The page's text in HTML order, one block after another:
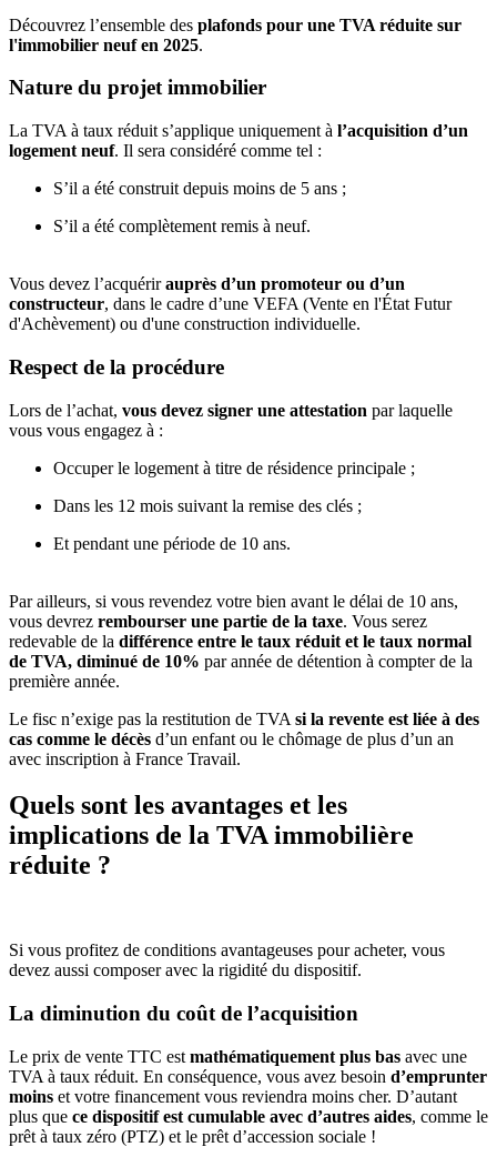
Découvrez l’ensemble des plafonds pour une TVA réduite sur
l'immobilier neuf en 2025.
Nature du projet immobilier
La TVA à taux réduit s’applique uniquement à l’acquisition d’un
logement neuf. Il sera considéré comme tel :
S’il a été construit depuis moins de 5 ans ;
S’il a été complètement remis à neuf.
Vous devez l’acquérirauprès d’un promoteur ou d’un
constructeur, dans le cadre d’une VEFA (Vente en l'État Futur
d'Achèvement) ou d'une construction individuelle.
Respect de la procédure
Lors de l’achat, vous devez signer une attestation par laquelle
vous vous engagez à :
Occuper le logement à titre de résidence principale ;
Dans les 12 mois suivant la remise des clés ;
Et pendant une période de 10 ans.
Par ailleurs, si vous revendez votre bien avant le délai de 10 ans,
vous devrez rembourser une partie de la taxe. Vous serez
redevable de la différence entre le taux réduit et le taux normal
de TVA, diminué de 10% par année de détention à compter de la
première année.
Le fisc n’exige pas la restitution de TVA si la revente est liée à des
cas comme le décès d’un enfant ou le chômage de plus d’un an
avec inscription à France Travail.
Quels sont les avantages et les
implications de la TVA immobilière
réduite ?
Si vous profitez de conditions avantageuses pour acheter, vous
devez aussi composer avec la rigidité du dispositif.
La diminution du coût de l’acquisition
Le prix de vente TTC est mathématiquement plus bas avec une
TVA à taux réduit. En conséquence, vous avez besoin d’emprunter
moins et votre financement vous reviendra moins cher. D’autant
plus que ce dispositif est cumulable avec d’autres aides, comme le
prêt à taux zéro (PTZ) et le prêt d’accession sociale !